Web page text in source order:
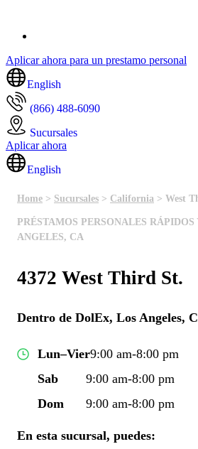
Aplicar ahora para un prestamo personal
English
(866) 488-6090
Sucursales
Aplicar ahora
English
Home > Sucursales > California > West
PRÉSTAMOS PERSONALES RÁPIDOS
ANGELES, CA
4372 West Third St.
Dentro de DolEx, Los Angeles,
Lun–Vier9:00 am-8:00 pm
Sab
9:00 am-8:00 pm
Dom
9:00 am-8:00 pm
En esta sucursal, puedes: